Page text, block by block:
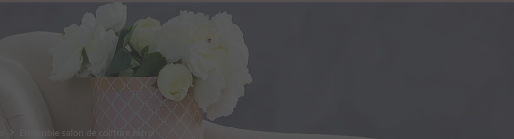
Ensemble salon de coiffure rétro